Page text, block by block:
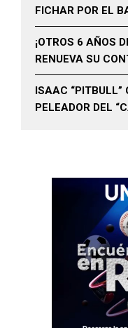
FICHAR POR EL
¡OTROS 6 AÑOS
RENUEVA SU
ISAAC “PITBULL”
PELEADOR DEL